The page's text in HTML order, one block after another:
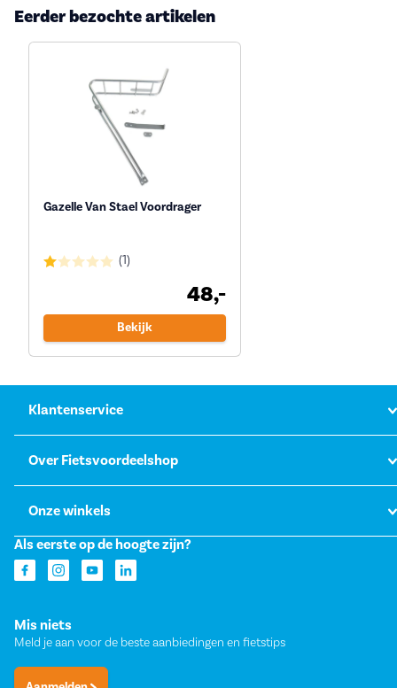
Eerder bezochte artikelen
Gazelle Van Stael Voordrager
(1)
48,-
Bekijk
Klantenservice
Over Fietsvoordeelshop
Onze winkels
Als eerste op de hoogte zijn?
Mis niets
Meld je aan voor de beste aanbiedingen en fietstips